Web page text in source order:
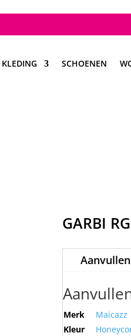
KLEDING SCHOENEN
GARBI
Merk
Maicazz
Kleur